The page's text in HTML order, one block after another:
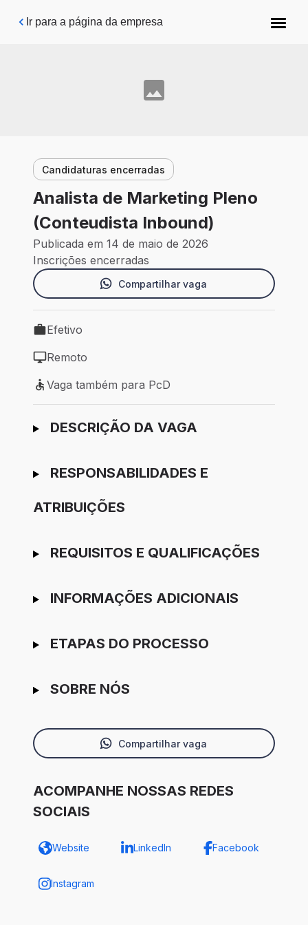
Pular para o conteúdo principal
Ir para a página da empresa
Candidaturas encerradas
Analista de Marketing Pleno
(Conteudista Inbound)
Publicada em 14 de maio de 2026
Inscrições encerradas
Compartilhar vaga
Tipo de vaga: Efetivo
Efetivo
Modelo de trabalho: Remoto
Remoto
Vaga também para PcD
Vaga também para PcD
Ir para candidatura
DESCRIÇÃO DA VAGA
RESPONSABILIDADES E
ATRIBUIÇÕES
REQUISITOS E QUALIFICAÇÕES
INFORMAÇÕES ADICIONAIS
ETAPAS DO PROCESSO
SOBRE NÓS
Compartilhar vaga
ACOMPANHE NOSSAS REDES
SOCIAIS
Website LinkedIn Facebook
Instagram